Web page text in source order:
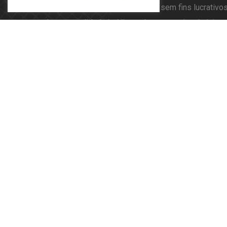
A TOP TALKS é uma associação sem fins
de personalidade jurídica e de autonomia